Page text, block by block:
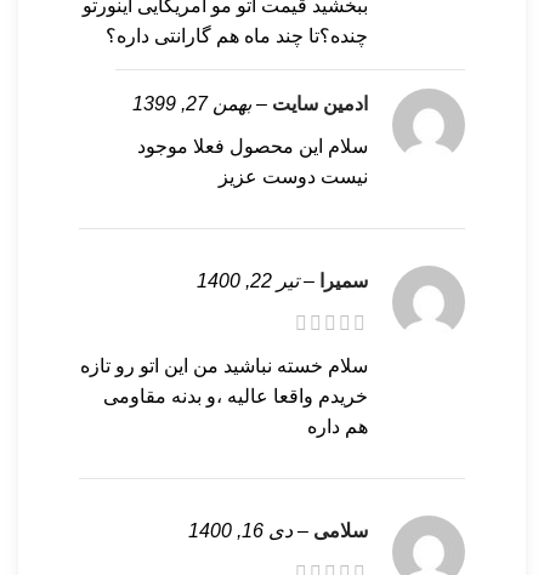
ببخشید قیمت اتو مو آمریکایی اینورتو
چنده؟تا چند ماه هم گارانتی داره؟
ادمین سایت – بهمن 27, 1399
سلام این محصول فعلا موجود
نیست دوست عزیز
سمیرا – تیر 22, 1400
سلام خسته نباشید من این اتو رو تازه
خریدم واقعا عالیه ،و بدنه مقاومی
هم داره
سلامی – دی 16, 1400